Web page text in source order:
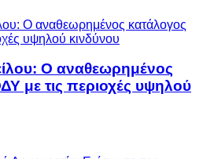
Ο αναθεωρημένος
με τις περιοχές υψηλού